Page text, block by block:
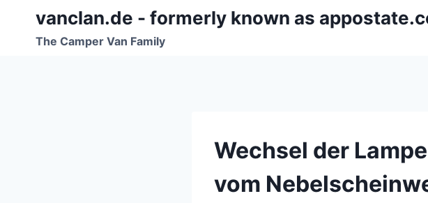
springen
vanclan.de - formerly known as
The Camper Van Family
Wechsel der
vom